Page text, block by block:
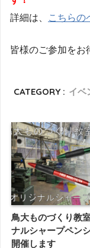
詳細は、 こちらの
皆様のご参加をお
CATEGORY : イベ
鳥大ものづくり教
ナルシャープペン
開催します